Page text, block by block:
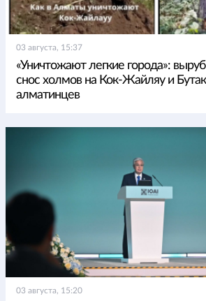
03 августа, 15:37
«Уничтожают легкие города»:
снос холмов на Кок-Жайляу и
алматинцев
03 августа, 15:20